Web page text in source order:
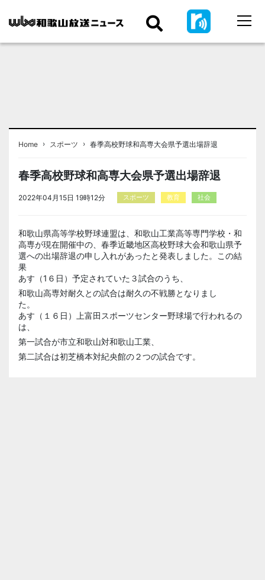
Home › スポーツ › 春季高校野球和高専大会県予選出場辞退
春季高校野球和高専大会県予選出場辞退
2022年04月15日 19時12分 スポーツ 教育 社会
和歌山県高等学校野球連盟は、和歌山工業高等専門学校・和
高専が現在開催中の、春季近畿地区高校野球大会和歌山県予
選への出場辞退の申し入れがあったと発表しました。この結
果
あす（1６日）予定されていた３試合のうち、
和歌山高専対耐久との試合は耐久の不戦勝となりまし
た。
あす（１６日）上富田スポーツセンター野球場で行われるの
は、
第一試合が市立和歌山対和歌山工業、
第二試合は初芝橋本対紀央館の２つの試合です。